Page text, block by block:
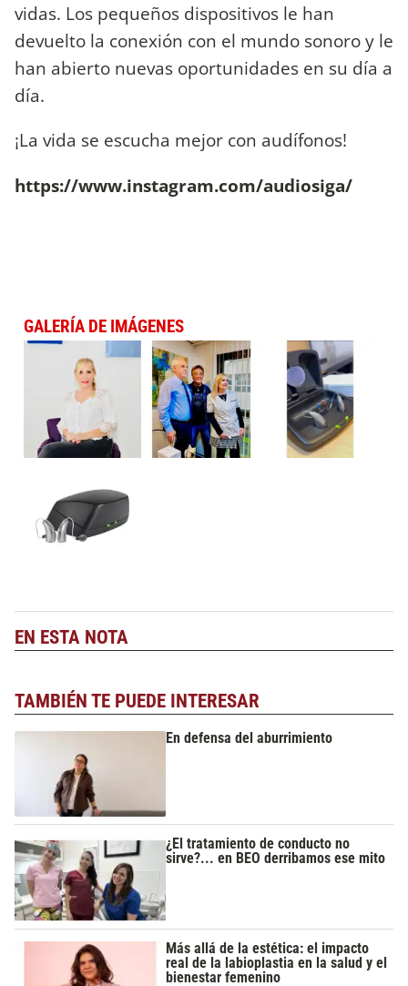
vidas. Los pequeños dispositivos le han
devuelto la conexión con el mundo sonoro y le
han abierto nuevas oportunidades en su día a
día.
¡La vida se escucha mejor con audífonos!
https://www.instagram.com/audiosiga/
GALERÍA DE IMÁGENES
EN ESTA NOTA
TAMBIÉN TE PUEDE INTERESAR
En defensa del aburrimiento
¿El tratamiento de conducto no
sirve?... en BEO derribamos ese mito
Más allá de la estética: el impacto
real de la labioplastia en la salud y el
bienestar femenino